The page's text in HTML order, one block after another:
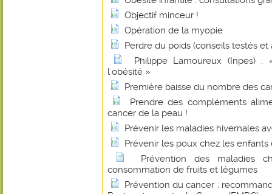
Objectif minceur !
Opération de la myopie
Perdre du poids (conseils testés et
Philippe Lamoureux (Inpes)
l'obésité »
Première baisse du nombre des
Prendre des compléments
cancer de la peau !
Prévenir les maladies hivernales
Prévenir les poux chez les
Prévention des maladies
consommation de fruits et légumes
Prévention du cancer :